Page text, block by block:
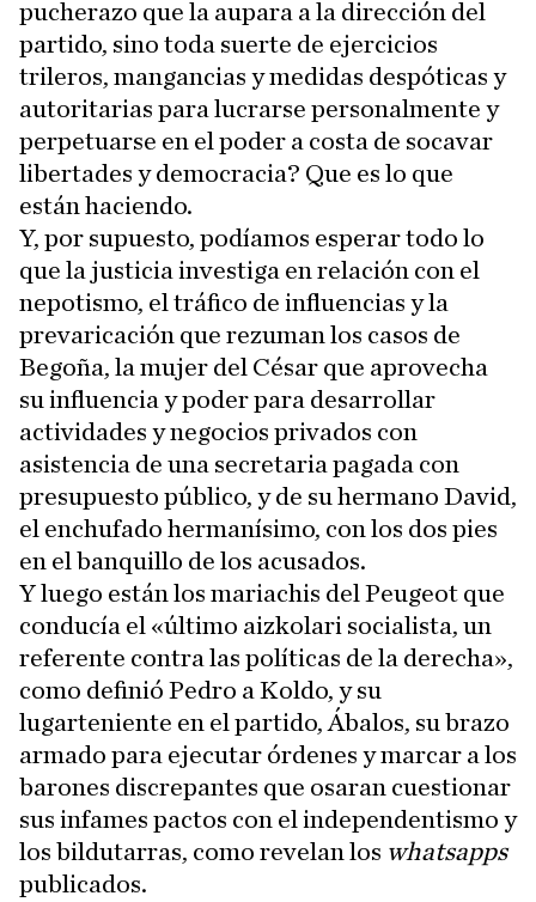
pucherazo que la aupara a la dirección del
partido, sino toda suerte de ejercicios
trileros, mangancias y medidas despóticas y
autoritarias para lucrarse personalmente y
perpetuarse en el poder a costa de socavar
libertades y democracia? Que es lo que
están haciendo.
Y, por supuesto, podíamos esperar todo lo
que la justicia investiga en relación con el
nepotismo, el tráfico de influencias y la
prevaricación que rezuman los casos de
Begoña, la mujer del César que aprovecha
su influencia y poder para desarrollar
actividades y negocios privados con
asistencia de una secretaria pagada con
presupuesto público, y de su hermano David,
el enchufado hermanísimo, con los dos pies
en el banquillo de los acusados.
Y luego están los mariachis del Peugeot que
conducía el «último aizkolari socialista, un
referente contra las políticas de la derecha»,
como definió Pedro a Koldo, y su
lugarteniente en el partido, Ábalos, su brazo
armado para ejecutar órdenes y marcar a los
barones discrepantes que osaran cuestionar
sus infames pactos con el independentismo y
los bildutarras, como revelan los whatsapps
publicados.